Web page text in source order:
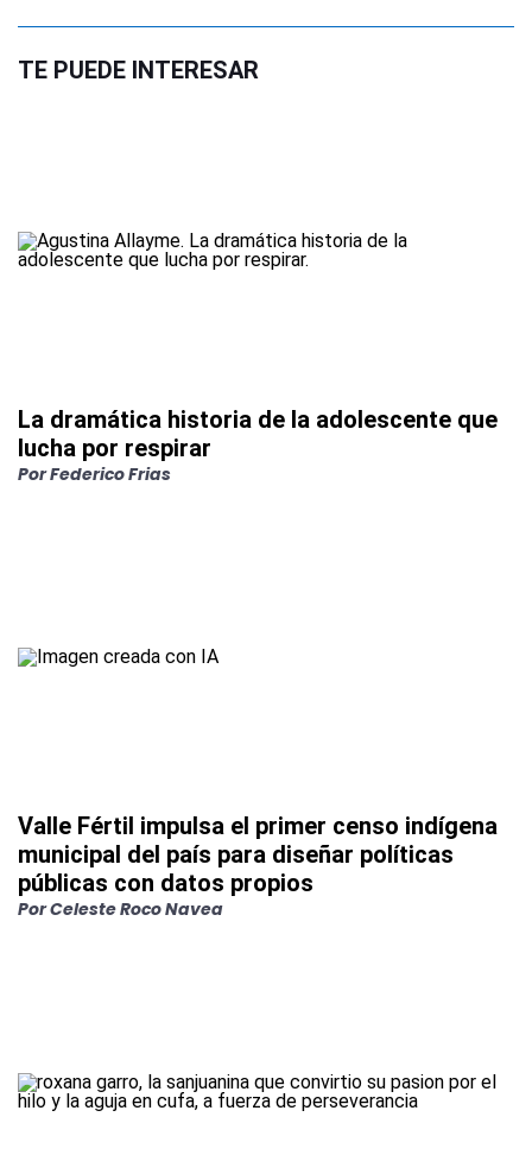
TE PUEDE INTERESAR
La dramática historia de la adolescente que
lucha por respirar
PorFederico Frias
Valle Fértil impulsa el primer censo indígena
municipal del país para diseñar políticas
públicas con datos propios
PorCeleste Roco Navea